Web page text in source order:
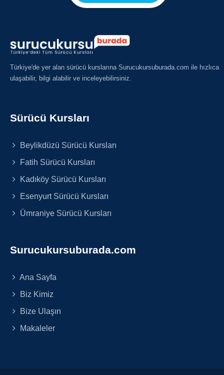
Türkiye'de yer alan sürücü kurslarına Surucukursuburada.com ile hızlıca
ulaşabilir, bilgi alabilir ve inceleyebilirsiniz.
Sürücü Kursları
Beylikdüzü Sürücü Kursları
Fatih Sürücü Kursları
Kadıköy Sürücü Kursları
Esenyurt Sürücü Kursları
Ümraniye Sürücü Kursları
Surucukursuburada.com
Ana Sayfa
Biz Kimiz
Bize Ulaşın
Makaleler